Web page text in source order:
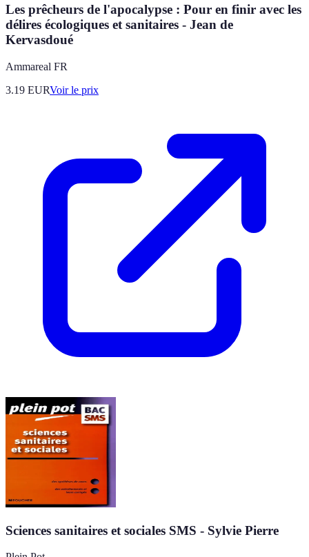
Les prêcheurs de l'apocalypse : Pour en finir avec les
délires écologiques et sanitaires - Jean de
Kervasdoué
Ammareal FR
3.19 EURVoir le prix
Sciences sanitaires et sociales SMS - Sylvie Pierre